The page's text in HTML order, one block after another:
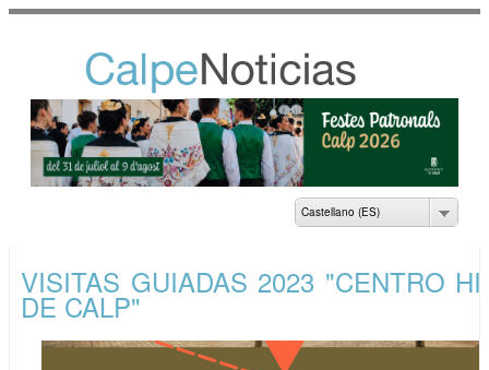
principal
NOTICIAS DEL
AYUNTAMIENTO DE
Castellano (ES)
VISITAS GUIADAS 2023 "CENTRO
DE CALP"